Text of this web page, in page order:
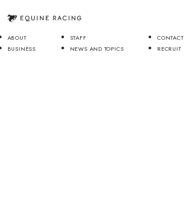
ABOUT
BUSINESS
STAFF
NEWS AND TOPICS
CONTACT
RECRUIT